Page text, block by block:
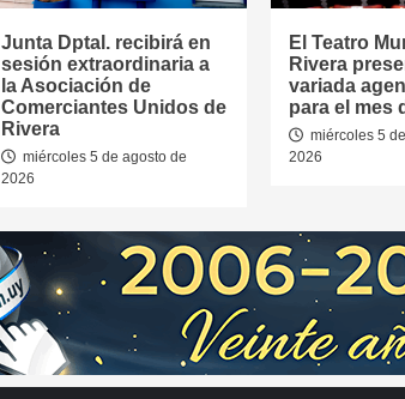
Junta Dptal. recibirá en
sesión extraordinaria a
la Asociación de
Comerciantes Unidos de
Rivera
miércoles 5 de agosto de
2026
El Teatro
Rivera
variada
para el mes
miércoles 5
2026